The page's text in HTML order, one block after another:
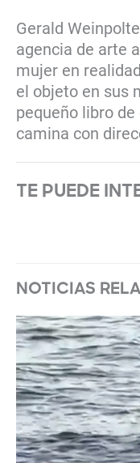
Gerald
agencia de arte
mujer en
el objeto en sus
pequeño libro
camina con
TE PUEDE
NOTICIAS